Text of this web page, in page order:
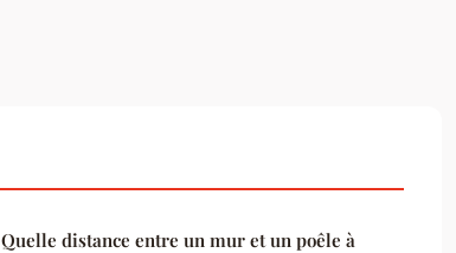
Quelle distance entre un mur et un poêle à